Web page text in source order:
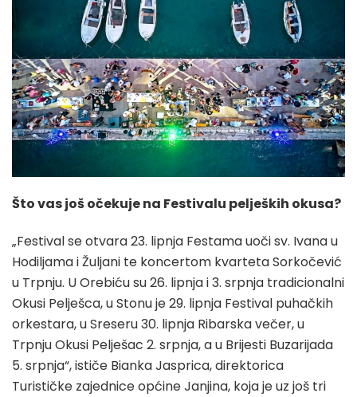
Što vas još očekuje na Festivalu peljeških okusa?
„Festival se otvara 23. lipnja Festama uoči sv. Ivana u
Hodiljama i Žuljani te koncertom kvarteta Sorkočević
u Trpnju. U Orebiću su 26. lipnja i 3. srpnja tradicionalni
Okusi Pelješca, u Stonu je 29. lipnja Festival puhačkih
orkestara, u Sreseru 30. lipnja Ribarska večer, u
Trpnju Okusi Pelješac 2. srpnja, a u Brijesti Buzarijada
5. srpnja“, ističe Bianka Jasprica, direktorica
Turističke zajednice općine Janjina, koja je uz još tri